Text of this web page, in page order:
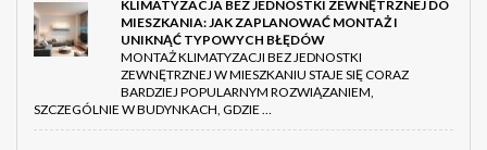
KLIMATYZACJA BEZ JEDNOSTKI ZEWNĘTRZNEJ DO
MIESZKANIA: JAK ZAPLANOWAĆ MONTAŻ I
UNIKNĄĆ TYPOWYCH BŁĘDÓW
MONTAŻ KLIMATYZACJI BEZ JEDNOSTKI
ZEWNĘTRZNEJ W MIESZKANIU STAJE SIĘ CORAZ
BARDZIEJ POPULARNYM ROZWIĄZANIEM,
SZCZEGÓLNIE W BUDYNKACH, GDZIE …